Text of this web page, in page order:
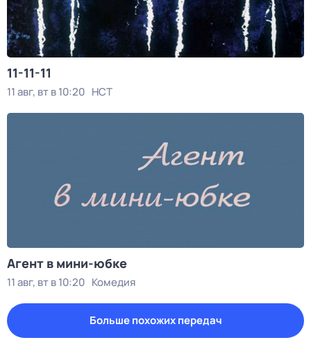
11-11-11
11 авг, вт в 10:20 НСТ
Агент в мини-юбке
11 авг, вт в 10:20 Комедия
Больше похожих передач